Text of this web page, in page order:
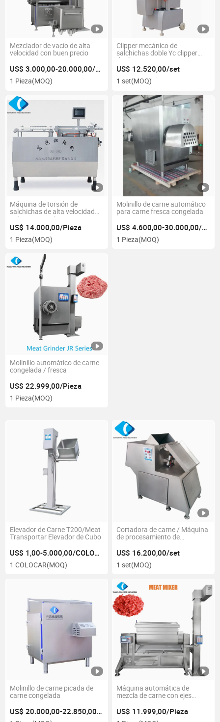
Mezclador de vacío de alta
velocidad con buen precio
US$ 3.000,00-20.000,00/Pieza
1 Pieza(MOQ)
Clipper mecánico de
salchichas doble Yc clipper
dual
US$ 12.520,00/set
1 set(MOQ)
Máquina de torsión de
salchichas de alta velocidad
Máquina para hacer
salchichas
US$ 14.000,00/Pieza
1 Pieza(MOQ)
Molinillo de carne automático
para carne fresca congelada
US$ 4.600,00-30.000,00/Pieza
1 Pieza(MOQ)
Molinillo automático de carne
congelada / fresca
US$ 22.999,00/Pieza
1 Pieza(MOQ)
Elevador de Carne T200/Meat
Transportar Elevador de Cubo
US$ 1,00-5.000,00/COLOCAR
1 COLOCAR(MOQ)
Cortadora de carne / Máquina
de procesamiento de
US$ 16.200,00/set
1 set(MOQ)
Molinillo de carne picada de
carne congelada
US$ 20.000,00-22.850,00/Pieza
Máquina automática de
mezcla de carne con ejes
diferentes
US$ 11.999,00/Pieza